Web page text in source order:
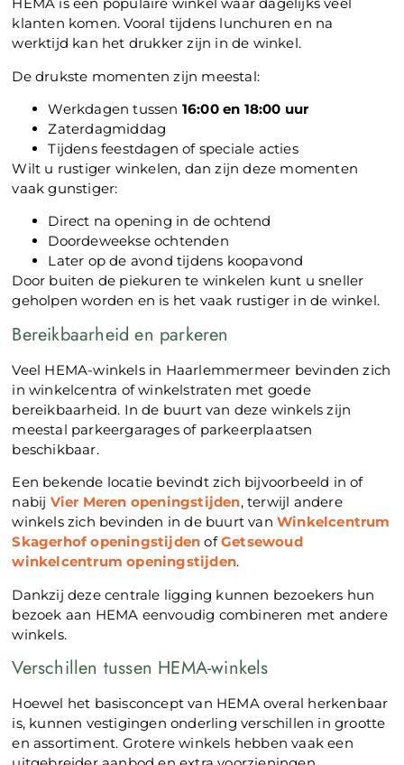
klanten komen. Vooral tijdens lunchuren en na
werktijd kan het drukker zijn in de winkel.
De drukste momenten zijn meestal:
Werkdagen tussen 16:00 en 18:00 uur
Zaterdagmiddag
Tijdens feestdagen of speciale acties
Wilt u rustiger winkelen, dan zijn deze momenten
vaak gunstiger:
Direct na opening in de ochtend
Doordeweekse ochtenden
Later op de avond tijdens koopavond
Door buiten de piekuren te winkelen kunt u sneller
geholpen worden en is het vaak rustiger in de winkel.
Bereikbaarheid en parkeren
Veel HEMA-winkels in Haarlemmermeer bevinden zich
in winkelcentra of winkelstraten met goede
bereikbaarheid. In de buurt van deze winkels zijn
meestal parkeergarages of parkeerplaatsen
beschikbaar.
Een bekende locatie bevindt zich bijvoorbeeld in of
nabij Vier Meren openingstijden, terwijl andere
winkels zich bevinden in de buurt vanWinkelcentrum
Skagerhof openingstijden ofGetsewoud
winkelcentrum openingstijden.
Dankzij deze centrale ligging kunnen bezoekers hun
bezoek aan HEMA eenvoudig combineren met andere
winkels.
Verschillen tussen HEMA-winkels
Hoewel het basisconcept van HEMA overal herkenbaar
is, kunnen vestigingen onderling verschillen in grootte
en assortiment. Grotere winkels hebben vaak een